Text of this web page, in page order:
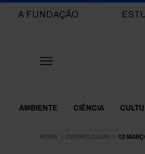
Main navigation
A FUNDAÇÃO
Themes Menu
AMBIENTE CIÊNCIA
HOME CRONOLOGIAS 03